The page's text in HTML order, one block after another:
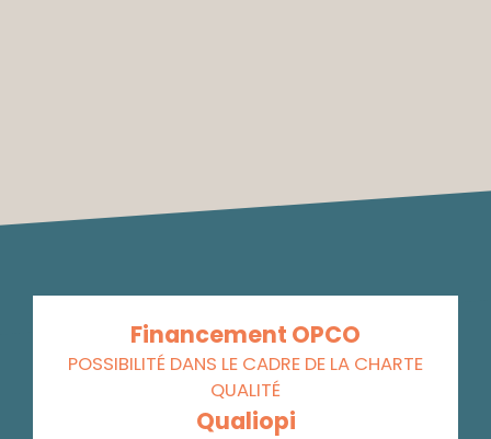
Financement OPCO
POSSIBILITÉ DANS LE CADRE DE LA CHARTE
QUALITÉ
Qualiopi